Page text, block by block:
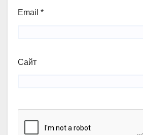
Email *
Сайт